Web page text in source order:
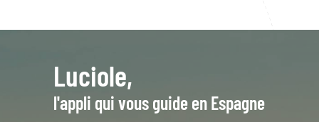
Luciole,
l'appli qui vous guide en Espagne